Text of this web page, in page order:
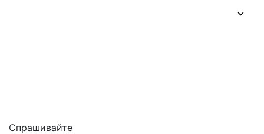
Спрашивайте